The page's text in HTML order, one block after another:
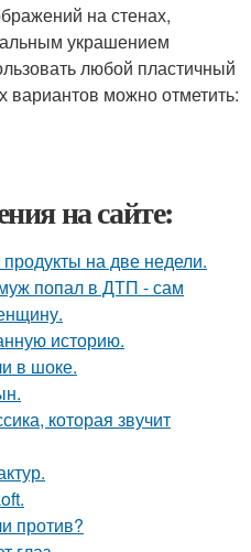
на стенах,
украшением
любой пластичный
можно отметить:
на сайте:
на две недели.
попал в ДТП - сам
историю.
в шоке.
которая звучит
против?